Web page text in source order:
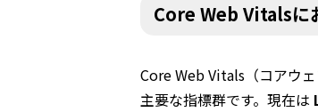
Core Web Vitalsに
Core Web Vitals（コアウ
主要な指標群です。現在は